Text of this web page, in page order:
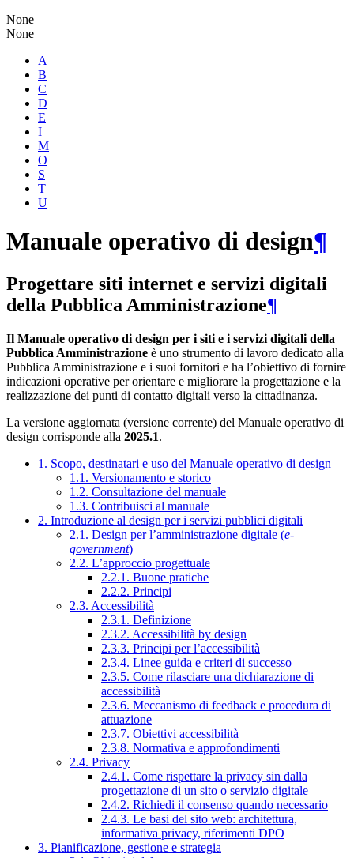
None
None
A
B
C
D
E
I
M
O
S
T
U
Manuale operativo di design¶
Progettare siti internet e servizi digitali
della Pubblica Amministrazione¶
Il Manuale operativo di design per i siti e i servizi digitali della
Pubblica Amministrazione è uno strumento di lavoro dedicato alla
Pubblica Amministrazione e i suoi fornitori e ha l’obiettivo di fornire
indicazioni operative per orientare e migliorare la progettazione e la
realizzazione dei punti di contatto digitali verso la cittadinanza.
La versione aggiornata (versione corrente) del Manuale operativo di
design corrisponde alla 2025.1.
1. Scopo, destinatari e uso del Manuale operativo di design
1.1. Versionamento e storico
1.2. Consultazione del manuale
1.3. Contribuisci al manuale
2. Introduzione al design per i servizi pubblici digitali
2.1. Design per l’amministrazione digitale (e-
government)
2.2. L’approccio progettuale
2.2.1. Buone pratiche
2.2.2. Principi
2.3. Accessibilità
2.3.1. Definizione
2.3.2. Accessibilità by design
2.3.3. Principi per l’accessibilità
2.3.4. Linee guida e criteri di successo
2.3.5. Come rilasciare una dichiarazione di
accessibilità
2.3.6. Meccanismo di feedback e procedura di
attuazione
2.3.7. Obiettivi accessibilità
2.3.8. Normativa e approfondimenti
2.4. Privacy
2.4.1. Come rispettare la privacy sin dalla
progettazione di un sito o servizio digitale
2.4.2. Richiedi il consenso quando necessario
2.4.3. Le basi del sito web: architettura,
informativa privacy, riferimenti DPO
3. Pianificazione, gestione e strategia